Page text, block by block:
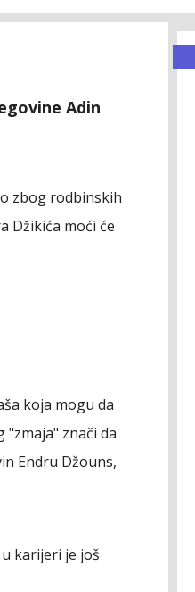
Adin
zbog rodbinskih
Džikića moći će
koja mogu da
znači da
Endru Džouns,
karijeri je još